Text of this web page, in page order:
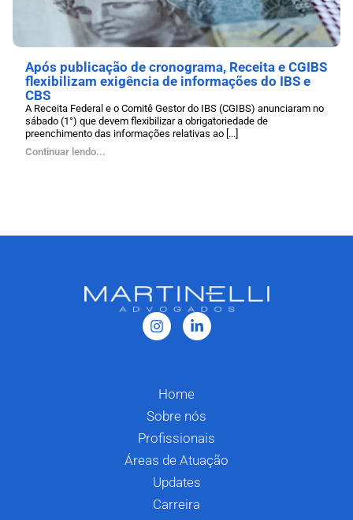
Após publicação de cronograma, Receita e CGIBS
flexibilizam exigência de informações do IBS e
CBS
A Receita Federal e o Comitê Gestor do IBS (CGIBS) anunciaram no
sábado (1°) que devem flexibilizar a obrigatoriedade de
preenchimento das informações relativas ao [...]
Continuar lendo...
Home
Sobre nós
Profissionais
Áreas de Atuação
Updates
Carreira